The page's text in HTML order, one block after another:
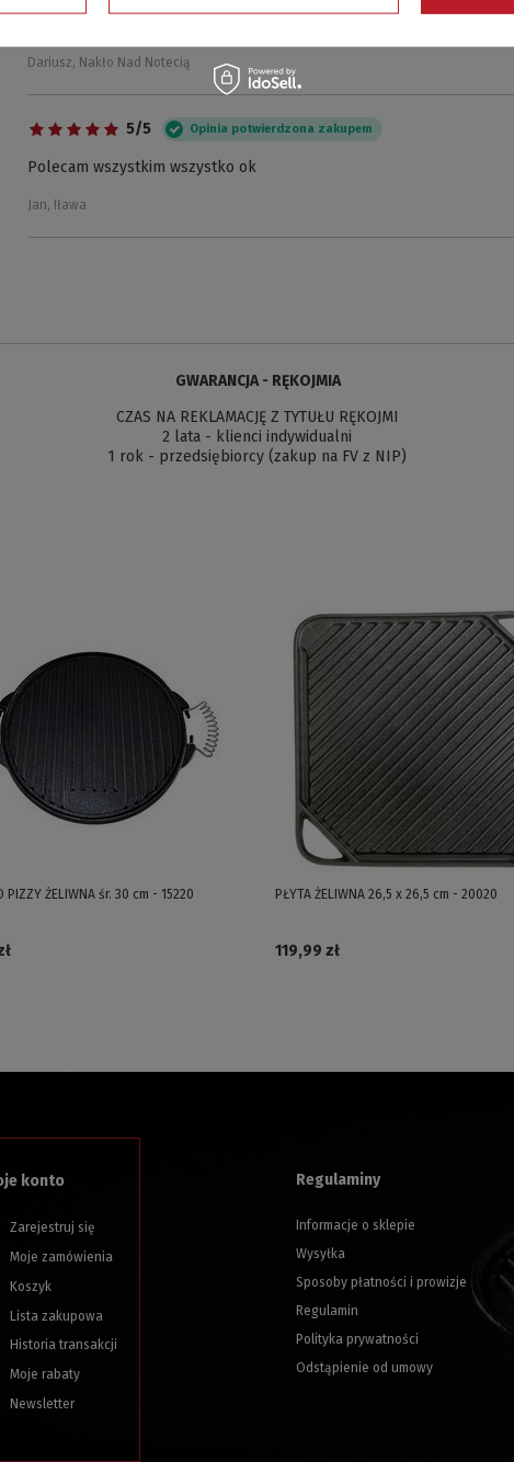
Dariusz, Nakło Nad Notecią
5/5 Opinia potwierdzona zakupem
Polecam wszystkim wszystko ok
Jan, Iława
GWARANCJA - RĘKOJMIA
CZAS NA REKLAMACJĘ Z TYTUŁU RĘKOJMI
2 lata - klienci indywidualni
1 rok - przedsiębiorcy (zakup na FV z NIP)
PIZZY ŻELIWNA śr. 30 cm - 15220 PŁYTA ŻELIWNA 26,5 x 26,5 cm - 20020
119,99 zł
konto
Zarejestruj się
Moje zamówienia
Koszyk
Lista zakupowa
Historia transakcji
Moje rabaty
Newsletter
Regulaminy
Informacje o sklepie
Wysyłka
Sposoby płatności i prowizje
Regulamin
Polityka prywatności
Odstąpienie od umowy